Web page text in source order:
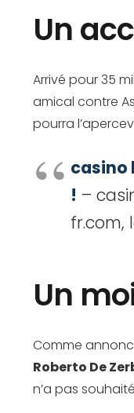
Un
Arrivé pour 35
amical contre
pourra
casino
! –
fr.com,
Un
Comme
Roberto De
n’a pas